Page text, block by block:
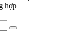
hợp